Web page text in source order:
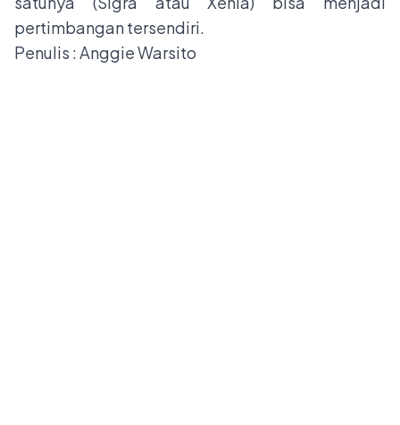
pertimbangan tersendiri.
Penulis : Anggie Warsito